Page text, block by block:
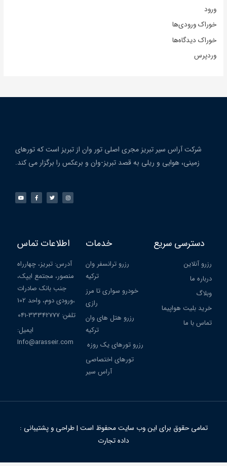
ورود
خوراک ورودی‌ها
خوراک دیدگاه‌ها
وردپرس
شرکت آراس سیر تبریز مجری اصلی تور وان از تبریز است که تورهای
زمینی، هوایی و ریلی به قصد تبریز-وان و برعکس را برگزار می کند.
دسترسی سریع
رزرو آنلاین
درباره ما
وبلاگ
خرید بلیت هواپیما
تماس با ما
خدمات
رزرو ترانسفر وان
ترکیه
خودرو سواری تا مرز
رازی
رزرو هتل های وان
ترکیه
رزرو تورهای یک روزه
تورهای اختصاصی
آراس سیر
اطلاعات تماس
آدرس: تبریز، چهارراه
منصور، مجتمع ایپک،
جنب بانک صادرات
،ورودی دوم، واحد 102
تلفن: 33342777-041
ایمیل:
Info@arasseir.com
تمامی حقوق برای این وب سایت محفوظ است | طراحی و پشتیبانی :
داده تجارت